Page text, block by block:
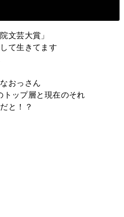
文芸大賞」
て生きてます
おっさん
トップ層と現在のそれ
と！？